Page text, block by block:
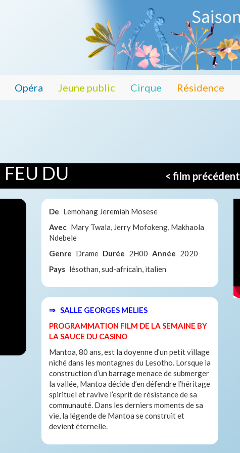
Opéra Jeune public Cirque Résidence
FEU DU
< film précédent
De Lemohang Jeremiah Mosese
Avec Mary Twala, Jerry Mofokeng, Makhaola
Ndebele
Genre Drame Durée 2H00 Année 2020
Pays lésothan, sud-africain, italien
⇒ SALLE GEORGES MELIES
PROGRAMMATION FILM DE LA SEMAINE BY
LA SAUCE DU CASINO
Mantoa, 80 ans, est la doyenne d’un petit village
niché dans les montagnes du Lesotho. Lorsque la
construction d’un barrage menace de submerger
la vallée, Mantoa décide d’en défendre l’héritage
spirituel et ravive l’esprit de résistance de sa
communauté. Dans les derniers moments de sa
vie, la légende de Mantoa se construit et
devient éternelle.